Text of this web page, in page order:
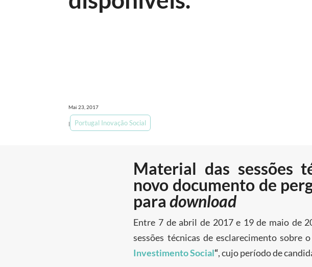
Mai 23, 2017
| Portugal Inovação Social
Material das sessões
novo documento de
paradownload
Entre 7 de abril de 2017 e 19 de maio de
sessões técnicas de esclarecimento sobre
Investimento Social“, cujo período de